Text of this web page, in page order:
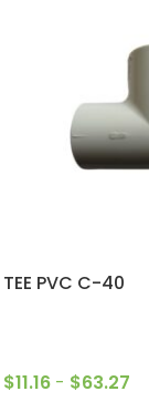
TEE PVC C-40
$11.16 - $63.27